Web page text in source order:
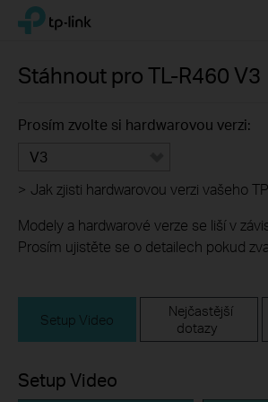
Click
navigation
TP-Link, Reliably Smart
Stáhnout proTL-R460 V3
Prosím zvolte si hardwarovou verzi:
V3
> Jak zjisti hardwarovou verzi vašeho
Modely a hardwarové verze se liší v
Prosím ujistěte se o detailech pokud
Setup Video
Nejčastější
dotazy
Setup Video